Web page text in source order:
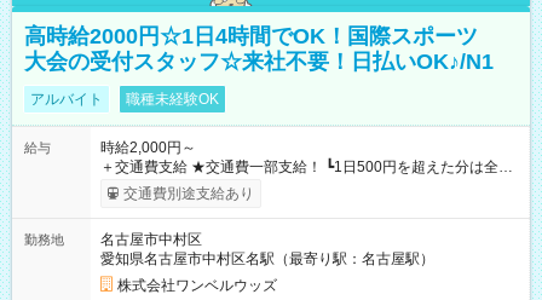
高時給2000円☆1日4時間でOK！国際スポーツ
大会の受付スタッフ☆来社不要！日払いOK♪/N1
アルバイト 職種未経験OK
給与
時給2,000円～
＋交通費支給 ★交通費一部支給！ ┗1日500円を超えた分は全額
支給！ ※往復500円以内の方は自己負担となります ★日払い
OK！（規定あり） ┗働いたその日に現金GET♪ お仕事後はコン
期間なし
交通費別途支給あり
勤務地
名古屋市中村区
愛知県名古屋市中村区名駅（最寄り駅：名古屋駅）
株式会社ワンベルウッズ